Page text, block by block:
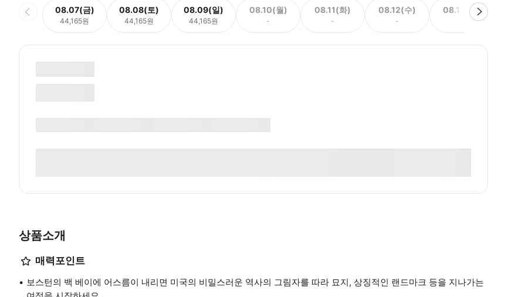
08.07(금)
44,165원
08.08(토)
44,165원
08.09(일)
44,165원
08.10(월)
-
08.11(화)
-
08.12(수)
-
08.13(목)
상품소개
매력포인트
보스턴의 백 베이에 어스름이 내리면 미국의 비밀스러운 역사의 그림자를 따라 묘지, 상징적인 랜드마크 등을 지나가는